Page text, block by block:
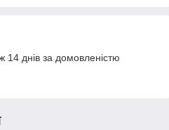
днів за домовленістю